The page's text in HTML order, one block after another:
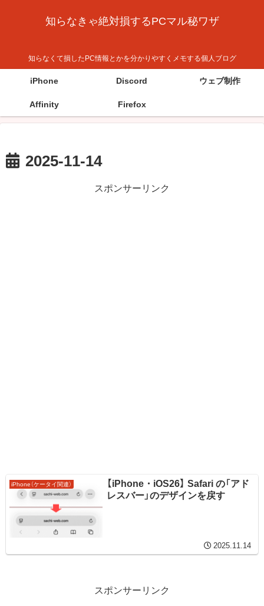
知らなきゃ絶対損するPCマル秘ワザ
知らなくて損したPC情報とかを分かりやすくメモする個人ブログ
iPhone Discord ウェブ制作
Affinity Firefox
2025-11-14
スポンサーリンク
iPhone（ケータイ関連）
【iPhone・iOS26】 Safari の「アド
レスバー」のデザインを戻す
2025.11.14
スポンサーリンク